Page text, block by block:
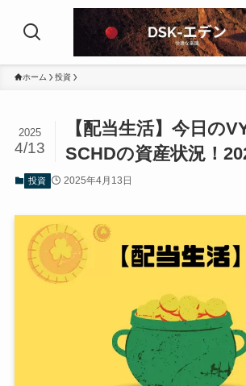
ホーム 投資
【配当生活】今日の
SCHDの資産状況！
2025
4/13
投資 2025年4月13日